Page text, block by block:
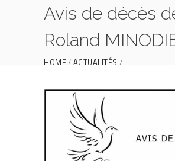
Avis de décès
Roland
HOME ACTUALITÉS